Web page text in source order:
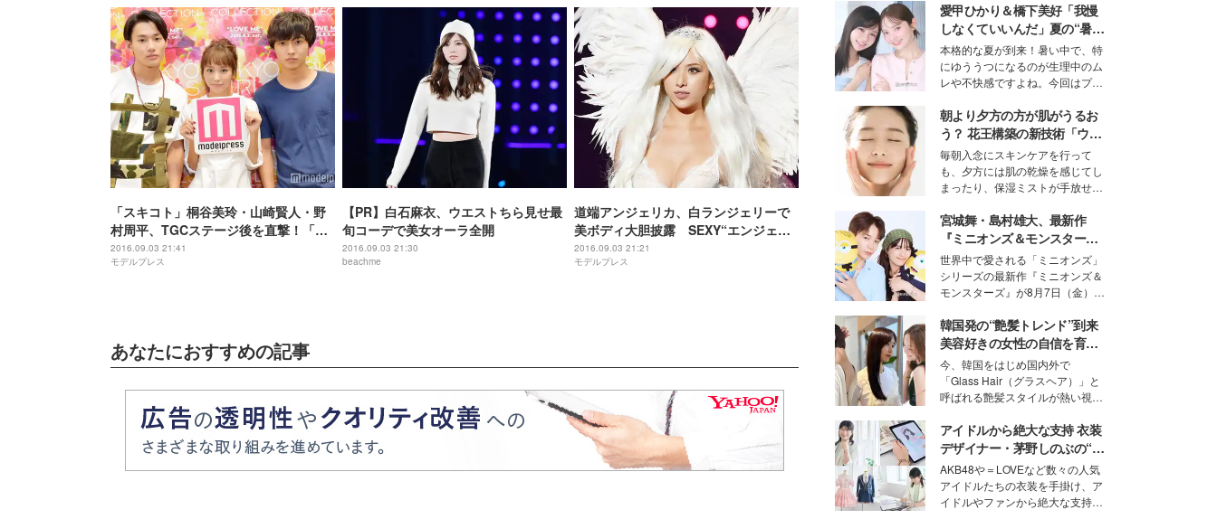
「スキコト」桐谷美玲・山崎賢人・野
村周平、TGCステージ後を直撃！「興
奮して胸がドキドキ」「歓声にびっく
り」＜TGC2016 A／W＞
2016.09.03 21:41
モデルプレス
【PR】白石麻衣、ウエストちら見せ最
旬コーデで美女オーラ全開
2016.09.03 21:30
beachme
道端アンジェリカ、白ランジェリーで
美ボディ大胆披露 SEXY“エンジェ
ル”に会場興奮＜TGC2016 A／W＞
2016.09.03 21:21
モデルプレス
あなたにおすすめの記事
愛甲ひかり＆橋下美好「我慢
しなくていいんだ」夏の“暑さ
対策”の新しい選択肢とは？
本格的な夏が到来！暑い中で、特
にゆううつになるのが生理中のム
レや不快感ですよね。今回はプラ
モデル・愛甲ひかりさんと橋下美
好さんを迎えて本音で女子会トー
ク。猛暑のお出かけを快適に過ご
すヒントや、2人が感動した夏の
生理の新常識にも迫りました。
朝より夕方の方が肌がうるお
う？ 花王構築の新技術「ウォ
ーターキャプチャリングスキ
ン（捕水肌）」がスキンケア
の常識を変える予感
毎朝入念にスキンケアを行って
も、夕方には肌の乾燥を感じてし
まったり、保湿ミストが手放せな
な美容の常識を大きく変える可能
性を秘めた、革新的な「Water
Capturing Skin（ウォーターキャ
プチャリングスキン：捕水肌）」
技術を、花王が構築した。
宮城舞・島村雄大、最新作
『ミニオンズ＆モンスター
ズ』の魅力熱弁 ハチャメチャ
だけじゃない“友情と絆”に感
動
世界中で愛される「ミニオンズ」
シリーズの最新作『ミニオンズ＆
モンスターズ』が8月7日（金）に
ニオン好き”という共通点を持つモ
デルの宮城舞と島村雄大の特別対
談をお届け！それぞれの視点か
ら、今作ならではの魅力や予想外
の感動をもたらす奥深いストーリ
ーについて熱く語り合ってもらっ
た。
韓国発の“艶髪トレンド”到来
美容好きの女性の自信を育む
「ヘアケア事情」って？
今、韓国をはじめ国内外で
「Glass Hair（グラスヘア）」と
呼ばれる艶髪スタイルが熱い視線
ションの完成度を高めるベースと
して、“髪そのものの美しさ”に改
めて注目する人が増えている様
子。今回は、そんな憧れの艶やか
な髪を日常で叶える、美容好きの
女性たちのヘアケア事情を紹介し
アイドルから絶大な支持 衣装
デザイナー・茅野しのぶの“可
愛い”を作る美学＜「シチズン
クロスシー」インタビュー＞
AKB48や＝LOVEなど数々の人気
アイドルたちの衣装を手掛け、ア
イドルやファンから絶大な支持を